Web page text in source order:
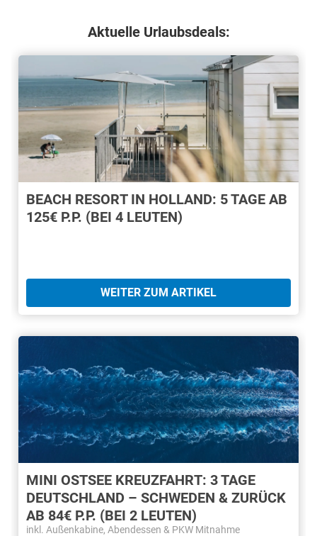
Aktuelle Urlaubsdeals:
BEACH RESORT IN HOLLAND: 5 TAGE AB
125€ P.P. (BEI 4 LEUTEN)
WEITER ZUM ARTIKEL
MINI OSTSEE KREUZFAHRT: 3 TAGE
DEUTSCHLAND – SCHWEDEN & ZURÜCK
AB 84€ P.P. (BEI 2 LEUTEN)
inkl. Außenkabine, Abendessen & PKW Mitnahme